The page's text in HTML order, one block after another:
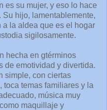
es su mujer, y eso lo hace
hijo, lamentablemente,
la aldea que es el hogar
sigilosamente.
hecha en gtérminos
de emotividad y divertida.
simple, con ciertas
temas familiares y la
música muy
maquillaje y